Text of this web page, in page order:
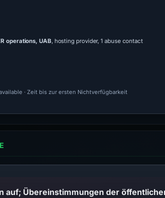
operations, UAB, hosting provider, 1 abuse contact
· Zeit bis zur ersten Nichtverfügbarkeit
auf; Übereinstimmungen der